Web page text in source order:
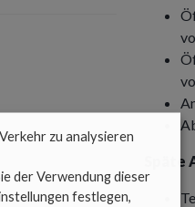
zu analysieren
der Verwendung dieser
festlegen,